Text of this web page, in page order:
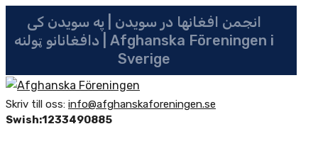
انجمن افغانها در سویدن | په سویدن کی
دافغانانو ټولنه | Afghanska Föreningen i
Sverige
Skriv till oss: info@afghanskaforeningen.se
Swish:1233490885